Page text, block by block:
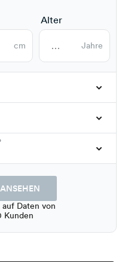
cm
Alter
Jahre
auf Daten von
Kunden